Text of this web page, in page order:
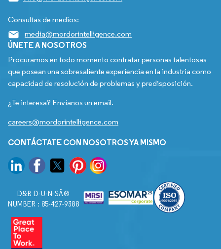
Consultas de medios:
media@mordorintelligence.com
ÚNETE A NOSOTROS
Procuramos en todo momento contratar personas talentosas
que posean una sobresaliente experiencia en la industria como
capacidad de resolución de problemas y predisposición.
¿Te interesa? Envíanos un email.
careers@mordorintelligence.com
CONTÁCTATE CON NOSOTROS YA MISMO
D&B D-U-N-SÂ®
NUMBER : 85-427-9388